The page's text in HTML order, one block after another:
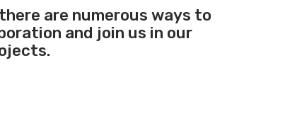
are numerous ways to
and join us in our